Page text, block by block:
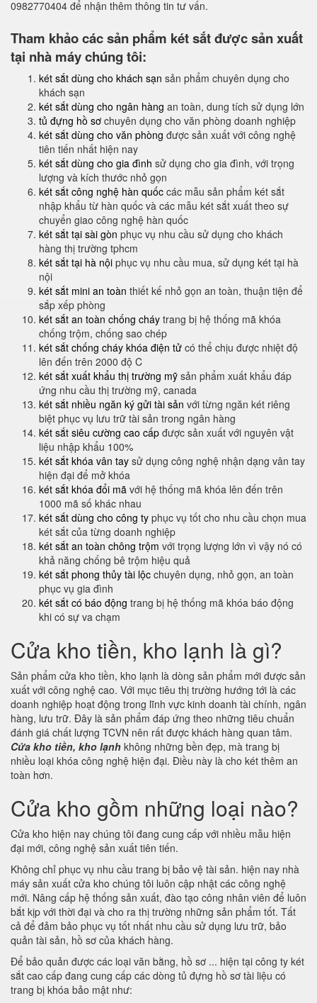
0982770404 để nhận thêm thông tin tư vấn.
Tham khảo các sản phẩm két sắt được sản xuất
tại nhà máy chúng tôi:
két sắt dùng cho khách sạn sản phẩm chuyên dụng cho
khách sạn
két sắt dùng cho ngân hàng an toàn, dung tích sử dụng lớn
tủ đựng hồ sơ chuyên dụng cho văn phòng doanh nghiệp
két sắt dùng cho văn phòng được sản xuất với công nghệ
tiên tiến nhất hiện nay
két sắt dùng cho gia đình sử dụng cho gia đình, với trọng
lượng và kích thước nhỏ gọn
két sắt công nghệ hàn quốc các mẫu sản phẩm két sắt
nhập khẩu từ hàn quốc và các mẫu két sắt xuất theo sự
chuyển giao công nghệ hàn quốc
két sắt tại sài gòn phục vụ nhu cầu sử dụng cho khách
hàng thị trường tphcm
két sắt tại hà nội phục vụ nhu cầu mua, sử dụng két tại hà
nội
két sắt mini an toàn thiết kế nhỏ gọn an toàn, thuận tiện để
sắp xếp phòng
két sắt an toàn chống cháy trang bị hệ thống mã khóa
chống trộm, chống sao chép
két sắt chống cháy khóa điện tử có thể chịu được nhiệt độ
lên đến trên 2000 độ C
két sắt xuất khẩu thị trường mỹ sản phẩm xuất khẩu đáp
ứng nhu cầu thị trường mỹ, canada
két sắt nhiều ngăn ký gửi tài sản với từng ngăn két riêng
biệt phục vụ lưu trữ tài sản trong ngân hàng
két sắt siêu cường cao cấp được sản xuất với nguyên vật
liệu nhập khẩu 100%
két sắt khóa vân tay sử dụng công nghệ nhận dạng vân tay
hiện đại để mở khóa
két sắt khóa đổi mã với hệ thống mã khóa lên đến trên
1000 mã số khác nhau
két sắt dùng cho công ty phục vụ tốt cho nhu cầu chọn mua
két sắt của từng doanh nghiệp
két sắt an toàn chông trộm với trọng lượng lớn vì vậy nó có
khả năng chống bê trộm hiệu quả
két sắt phong thủy tài lộc chuyên dụng, nhỏ gọn, an toàn
phục vụ gia đình
két sắt có báo động trang bị hệ thống mã khóa báo động
khi có sự va chạm
Cửa kho tiền, kho lạnh là gì?
Sản phẩm cửa kho tiền, kho lạnh là dòng sản phẩm mới được sản
xuất với công nghệ cao. Với mục tiêu thị trường hướng tới là các
doanh nghiệp hoạt động trong lĩnh vực kinh doanh tài chính, ngân
hàng, lưu trữ. Đây là sản phẩm đáp ứng theo những tiêu chuẩn
đánh giá chất lượng TCVN nên rất được khách hàng quan tâm.
Cửa kho tiền, kho lạnh không những bền đẹp, mà trang bị
nhiều loại khóa công nghệ hiện đại. Điều này là cho két thêm an
toàn hơn.
Cửa kho gồm những loại nào?
Cửa kho hiện nay chúng tôi đang cung cấp với nhiều mẫu hiện
đại mới, công nghệ sản xuất tiên tiến.
Không chỉ phục vụ nhu cầu trang bị bảo vệ tài sản. hiện nay nhà
máy sản xuất cửa kho chúng tôi luôn cập nhật các công nghệ
mới. Nâng cấp hệ thống sản xuất, đào tạo công nhân viên để luôn
bắt kịp với thời đại và cho ra thị trường những sản phẩm tốt. Tất
cả để đảm bảo phục vụ tốt nhất nhu cầu sử dụng lưu trữ, bảo
quản tài sản, hồ sơ của khách hàng.
Để bảo quản được các loại văn bằng, hồ sơ ... hiện tại công ty két
sắt cao cấp đang cung cấp các dòng tủ đựng hồ sơ tài liệu có
trang bị khóa bảo mật như: